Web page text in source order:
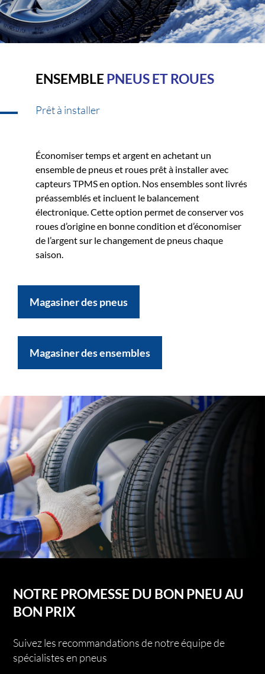
ENSEMBLEPNEUS ET ROUES
Prêt à installer
Économiser temps et argent en achetant un
ensemble de pneus et roues prêt à installer avec
capteurs TPMS en option. Nos ensembles sont livrés
préassemblés et incluent le balancement
électronique. Cette option permet de conserver vos
roues d’origine en bonne condition et d’économiser
de l’argent sur le changement de pneus chaque
saison.
Magasiner des pneus
Magasiner des ensembles
NOTRE PROMESSE DU BON PNEU AU
BON PRIX
Suivez les recommandations de notre équipe de
spécialistes en pneus